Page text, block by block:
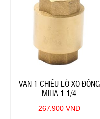
VAN 1 CHIỀU LÒ XO ĐỒNG
MIHA 1.1/4
267.900 VNĐ